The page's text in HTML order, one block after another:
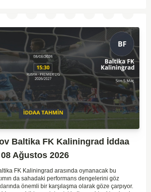
Baltika FK Kaliningrad İddaa
Ağustos 2026
FK Kaliningrad arasında oynanacak bu
da sahadaki performans dengelerini göz
önemli bir karşılaşma olarak göze çarpıyor.